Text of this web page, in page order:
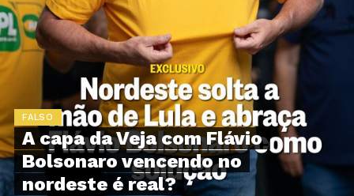
FALSO
A capa da Veja com Flávio
Bolsonaro vencendo no
nordeste é real?